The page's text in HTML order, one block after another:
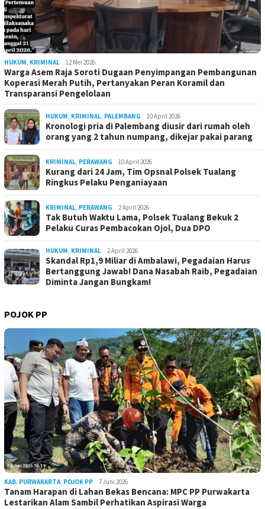
HUKUM, KRIMINAL 12 Mei 2026
Warga Asem Raja Soroti Dugaan Penyimpangan Pembangunan
Koperasi Merah Putih, Pertanyakan Peran Koramil dan
Transparansi Pengelolaan
HUKUM, KRIMINAL, PALEMBANG 10 April 2026
Kronologi pria di Palembang diusir dari rumah oleh
orang yang 2 tahun numpang, dikejar pakai parang
KRIMINAL, PERAWANG 10 April 2026
Kurang dari 24 Jam, Tim Opsnal Polsek Tualang
Ringkus Pelaku Penganiayaan
KRIMINAL, PERAWANG 2 April 2026
Tak Butuh Waktu Lama, Polsek Tualang Bekuk 2
Pelaku Curas Pembacokan Ojol, Dua DPO
HUKUM, KRIMINAL 2 April 2026
Skandal Rp1,9 Miliar di Ambalawi, Pegadaian Harus
Bertanggung Jawab! Dana Nasabah Raib, Pegadaian
Diminta Jangan Bungkam!
POJOK PP
KAB. PURWAKARTA, POJOK PP 7 Juni 2026
Tanam Harapan di Lahan Bekas Bencana: MPC PP Purwakarta
Lestarikan Alam Sambil Perhatikan Aspirasi Warga